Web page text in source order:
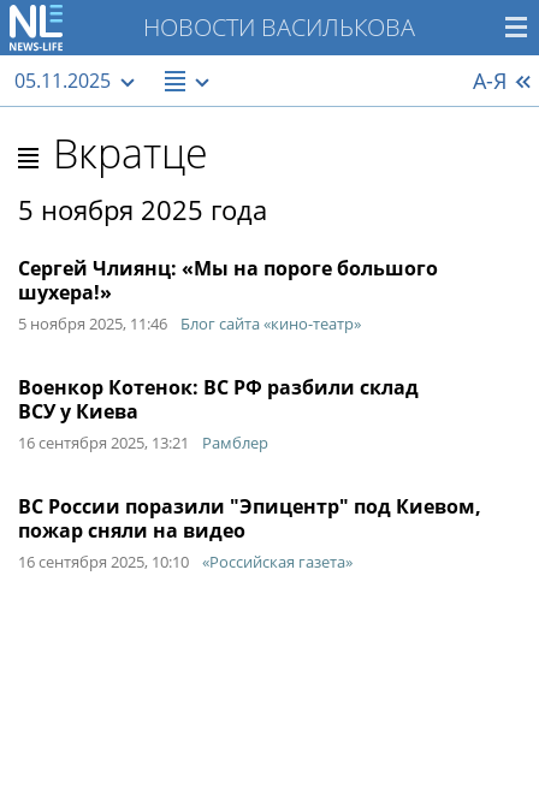
НОВОСТИ ВАСИЛЬКОВА
05.11.2025 А-Я
Вкратце
5 ноября 2025 года
Сергей Члиянц: «Мы на пороге большого
шухера!»
5 ноября 2025, 11:46 Блог сайта «кино-театр»
Военкор Котенок: ВС РФ разбили склад
ВСУ у Киева
16 сентября 2025, 13:21 Рамблер
ВС России поразили "Эпицентр" под Киевом,
пожар сняли на видео
16 сентября 2025, 10:10 «Российская газета»